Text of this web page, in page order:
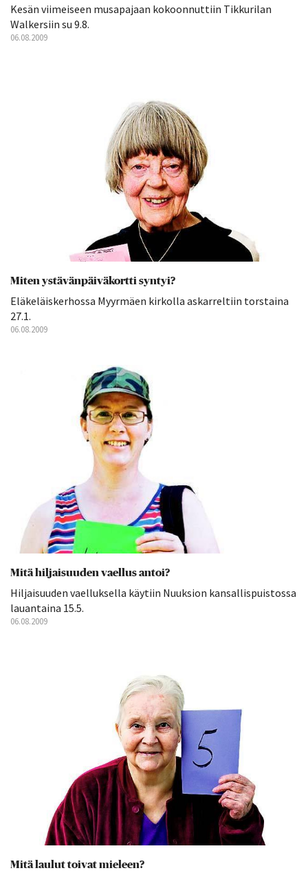
Kesän viimeiseen musapajaan kokoonnuttiin Tikkurilan
Walkersiin su 9.8.
06.08.2009
Miten ystävänpäiväkortti syntyi?
Eläkeläiskerhossa Myyrmäen kirkolla askarreltiin torstaina
27.1.
06.08.2009
Mitä hiljaisuuden vaellus antoi?
Hiljaisuuden vaelluksella käytiin Nuuksion kansallispuistossa
lauantaina 15.5.
06.08.2009
Mitä laulut toivat mieleen?